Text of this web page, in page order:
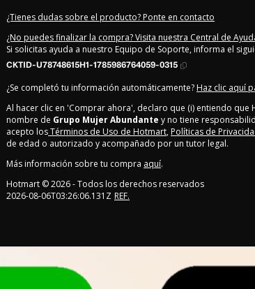
¿Tienes dudas sobre el producto? Ponte en contacto
¿No puedes finalizar la compra? Visita nuestra Central de
Si solicitas ayuda a nuestro Equipo de Soporte, informa el
CKTID-U78748615H1-1785986764059-0315
¿Se completó tu información automáticamente? Haz clic aquí
Al hacer clic en 'Comprar ahora', declaro que (i) entiendo
nombre de Grupo Mujer Abundante y no tiene
acepto losTérminos de Uso de Hotmart, Políticas de
de edad o autorizado y acompañado por un tutor legal.
Más información sobre tu compra aquí.
Hotmart ©2026- Todos los derechos reservados
2026-08-06T03:26:06.131Z REF.